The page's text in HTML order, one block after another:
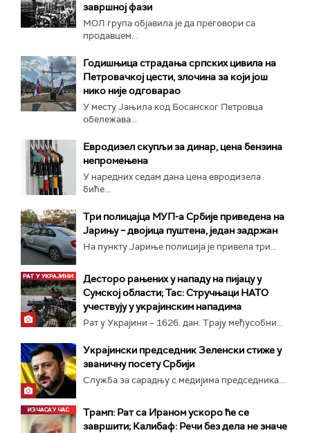
завршној фази
МОЛ група објавила је да преговори са
продавцем...
Годишњица страдања српских цивила на
Петровачкој цести, злочина за који још
нико није одговарао
У месту Јањила код Босанског Петровца
обележава...
Евродизел скупљи за динар, цена бензина
непромењена
У наредних седам дана цена евродизела
биће...
Три полицајца МУП-а Србије приведена на
Јарињу – двојица пуштена, један задржан
На пункту Јариње полиција је привела три...
Десторо рањених у нападу на пијацу у
Сумској области; Тас: Стручњаци НАТО
учествују у украјинским нападима
Рат у Украјини – 1626. дан. Трају међусобни...
Украјински председник Зеленски стиже у
званичну посету Србији
Служба за сарадњу с медијима председника...
Трамп: Рат са Ираном ускоро ће се
завршити; Калибаф: Речи без дела не значе